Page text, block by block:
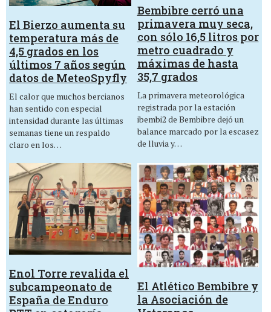
El Bierzo aumenta su
temperatura más de
4,5 grados en los
últimos 7 años según
datos de MeteoSpyfly
El calor que muchos bercianos
han sentido con especial
intensidad durante las últimas
semanas tiene un respaldo
claro en los…
Bembibre cerró una
primavera muy seca,
con sólo 16,5 litros por
metro cuadrado y
máximas de hasta
35,7 grados
La primavera meteorológica
registrada por la estación
ibembi2 de Bembibre dejó un
balance marcado por la escasez
de lluvia y…
Enol Torre revalida el
subcampeonato de
España de Enduro
El Atlético Bembibre y
la Asociación de